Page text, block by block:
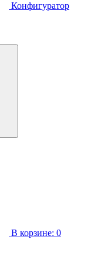
Конфигуратор
В корзине: 0